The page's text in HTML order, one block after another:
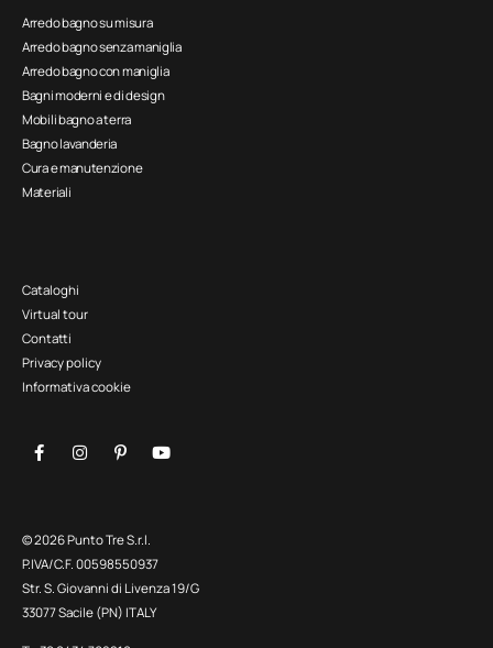
Arredo bagno su misura
Arredo bagno senza maniglia
Arredo bagno con maniglia
Bagni moderni e di design
Mobili bagno a terra
Bagno lavanderia
Cura e manutenzione
Materiali
Cataloghi
Virtual tour
Contatti
Privacy policy
Informativa cookie
© 2026 Punto Tre S.r.l.
P.IVA/C.F. 00598550937
Str. S. Giovanni di Livenza 19/G
33077 Sacile (PN) ITALY